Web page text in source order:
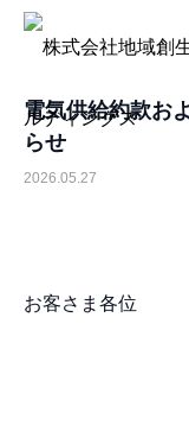
電気供給約款お
らせ
2026.05.27
お客さま各位